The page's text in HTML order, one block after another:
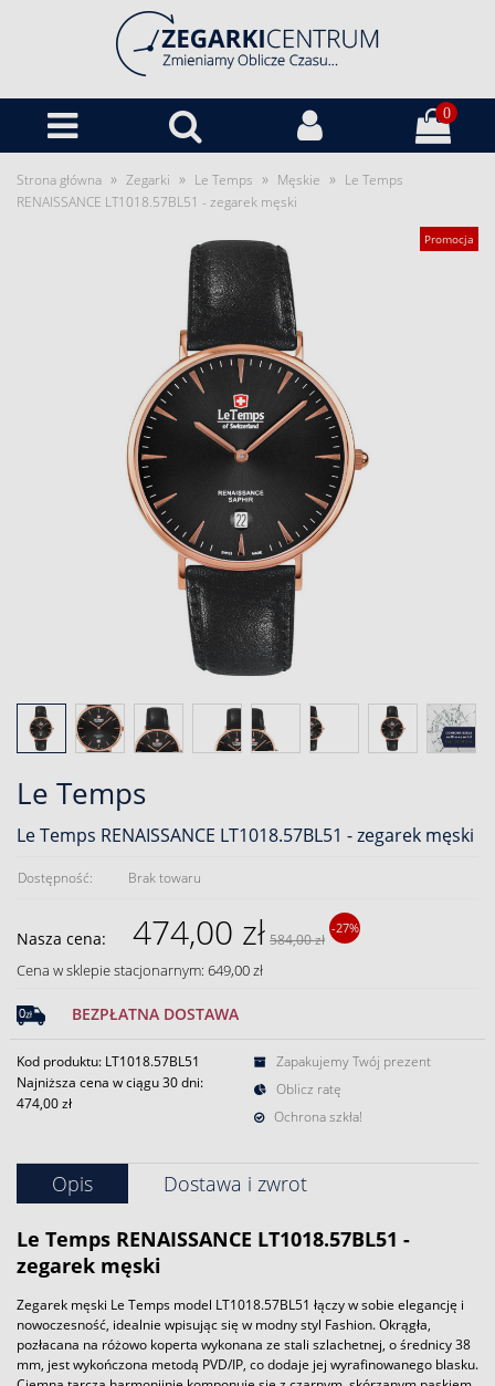
0
Strona główna » Zegarki » Le Temps » Męskie » Le Temps
RENAISSANCE LT1018.57BL51 - zegarek męski
Promocja
Le Temps
Le Temps RENAISSANCE LT1018.57BL51 - zegarek męski
Dostępność: Brak towaru
Nasza cena: 474,00 zł 584,00 zł
-27%
Cena w sklepie stacjonarnym: 649,00 zł
BEZPŁATNA DOSTAWA
Kod produktu: LT1018.57BL51
Najniższa cena w ciągu 30 dni:
474,00 zł
Zapakujemy Twój prezent
Oblicz ratę
Ochrona szkła!
Opis Dostawa i zwrot
Le Temps RENAISSANCE LT1018.57BL51 -
zegarek męski
Zegarek męski Le Temps model LT1018.57BL51 łączy w sobie elegancję i
nowoczesność, idealnie wpisując się w modny styl Fashion. Okrągła,
pozłacana na różowo koperta wykonana ze stali szlachetnej, o średnicy 38
mm, jest wykończona metodą PVD/IP, co dodaje jej wyrafinowanego blasku.